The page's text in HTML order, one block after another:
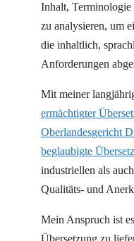
Inhalt, Terminologie
zu analysieren, um
die inhaltlich,
Anforderungen
Mit meiner
ermächtigter
Oberlandesgericht
beglaubigte
industriellen als
Qualitäts- und
Mein Anspruch ist